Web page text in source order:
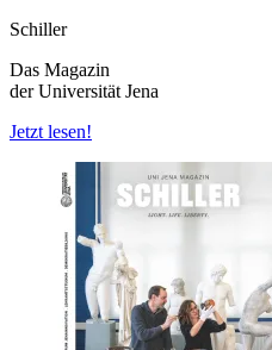
Schiller
Das Magazin
der Universität Jena
Jetzt lesen!